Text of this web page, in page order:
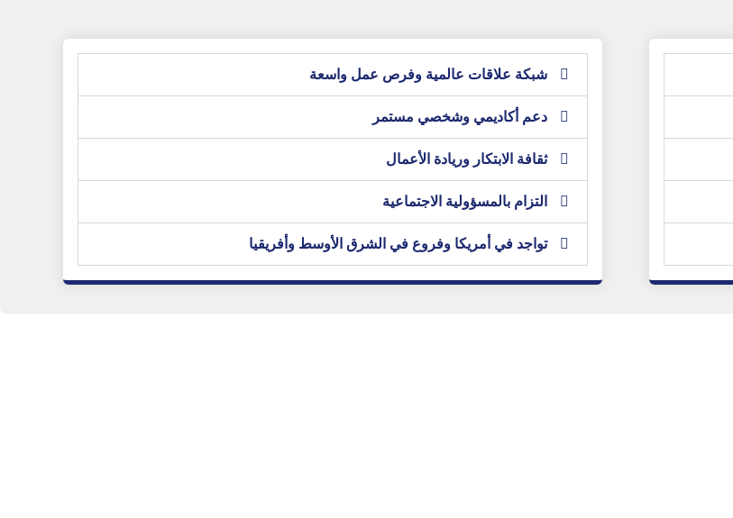
شبكة علاقات عالمية وفرص عمل واسعة
دعم أكاديمي وشخصي مستمر
ثقافة الابتكار وريادة الأعمال
التزام بالمسؤولية الاجتماعية
تواجد في أمريكا وفروع في الشرق الأوسط وأفريقيا